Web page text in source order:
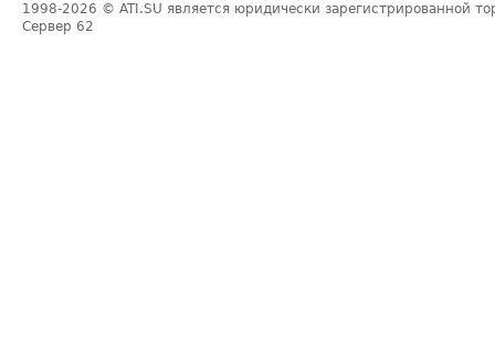
1998-2026 © ATI.SU является юридически зарегистрированной
Сервер 62